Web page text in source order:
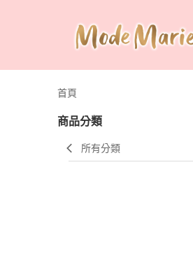
首頁
商品分類
所有分類